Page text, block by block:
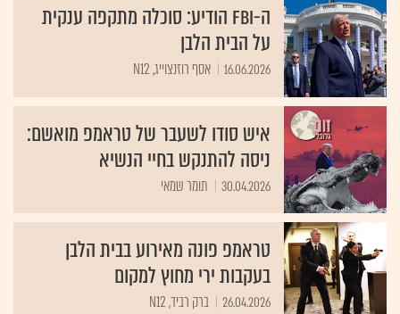
ה-FBI הודיע: סוכלה מתקפה ענקית
על הבית הלבן
16.06.2026 אסף רוזנצוייג, N12
איש סודו לשעבר של טראמפ מואשם:
ניסה להתנקש בחיי הנשיא
30.04.2026 תומר שמאי
טראמפ פונה מאירוע בבית הלבן
בעקבות ירי מחוץ למקום
26.04.2026 ברק רביד, N12